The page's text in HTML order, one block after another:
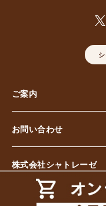
ご案内
お問い合わせ
株式会社シャトレーゼ
©